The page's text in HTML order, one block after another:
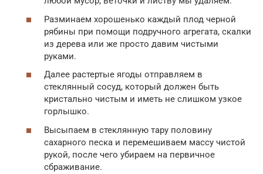
Разминаем хорошенько каждый плод черной
рябины при помощи подручного агрегата, скалки
из дерева или же просто давим чистыми
руками.
Далее растертые ягоды отправляем в
стеклянный сосуд, который должен быть
кристально чистым и иметь не слишком узкое
горлышко.
Высыпаем в стеклянную тару половину
сахарного песка и перемешиваем массу чистой
рукой, после чего убираем на первичное
сбраживание.